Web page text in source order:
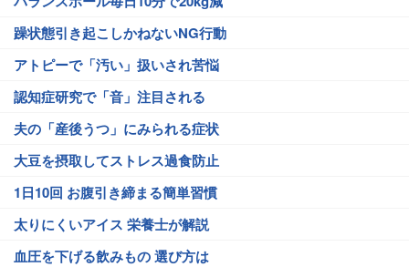
躁状態引き起こしかねないNG行動
アトピーで「汚い」扱いされ苦悩
認知症研究で「音」注目される
夫の「産後うつ」にみられる症状
大豆を摂取してストレス過食防止
1日10回 お腹引き締まる簡単習慣
太りにくいアイス 栄養士が解説
血圧を下げる飲みもの 選び方は